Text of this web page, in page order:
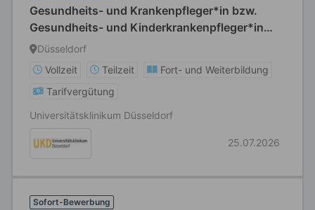
Gesundheits- und Krankenpfleger*in bzw.
Gesundheits- und Kinderkrankenpfleger*in
bzw. Fachgesundheits- und Krankenpfleger*in
Fachgesundheits- und
Kinderkrankenpfleger*in für Anästhesie und
Intensivpflege
Düsseldorf
Vollzeit
Teilzeit
Fort- und Weiterbildung
Tarifvergütung
Universitätsklinikum Düsseldorf
25.07.2026
Sofort-Bewerbung